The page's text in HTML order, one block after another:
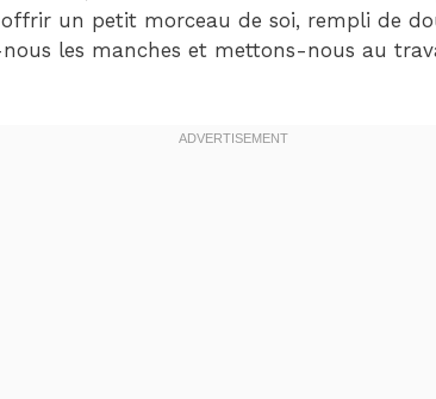
offrir un petit morceau de soi, rempli de
les manches et mettons-nous au